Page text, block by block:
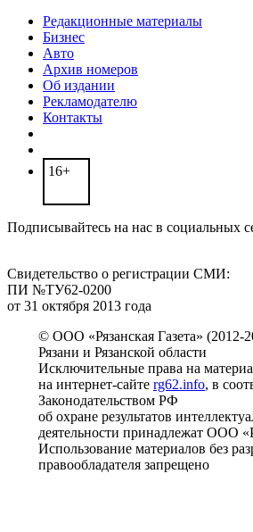
Редакционные материалы
Бизнес
Авто
Архив номеров
Об издании
Рекламодателю
Контакты
16+
Подписывайтесь на нас в социальных
Свидетельство о регистрации СМИ:
ПИ №ТУ62-0200
от 31 октября 2013 года
© ООО «Рязанская Газета» (2012-
Рязани и Рязанской области
Исключительные права на
на интернет-сайте rg62.info, в
Законодательством РФ
об охране результатов
деятельности принадлежат ООО
Использование материалов без
правообладателя запрещено